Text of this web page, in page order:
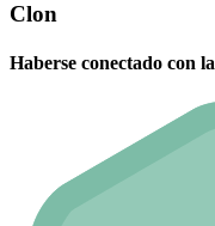
Clon
Haberse conectado con